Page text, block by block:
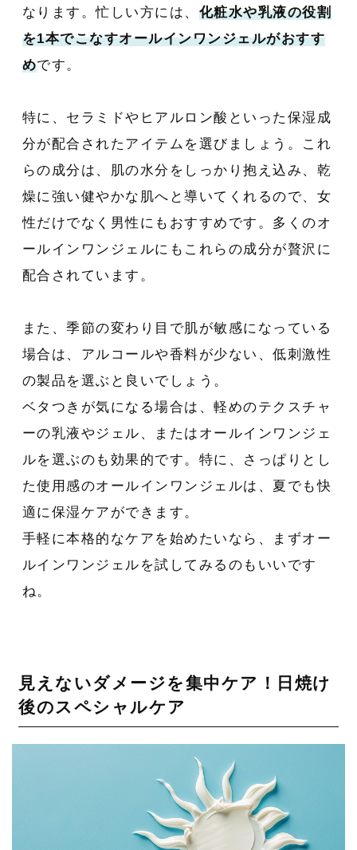
なります。忙しい方には、 化粧水や乳液の役割
を1本でこなすオールインワンジェルがおすす
めです。
特に、セラミドやヒアルロン酸といった保湿成
分が配合されたアイテムを選びましょう。これ
らの成分は、肌の水分をしっかり抱え込み、乾
燥に強い健やかな肌へと導いてくれるので、女
性だけでなく男性にもおすすめです。多くのオ
ールインワンジェルにもこれらの成分が贅沢に
配合されています。
また、季節の変わり目で肌が敏感になっている
場合は、アルコールや香料が少ない、低刺激性
の製品を選ぶと良いでしょう。
ベタつきが気になる場合は、軽めのテクスチャ
ーの乳液やジェル、またはオールインワンジェ
ルを選ぶのも効果的です。特に、さっぱりとし
た使用感のオールインワンジェルは、夏でも快
適に保湿ケアができます。
手軽に本格的なケアを始めたいなら、まずオー
ルインワンジェルを試してみるのもいいです
ね。
見えないダメージを集中ケア！日焼け
後のスペシャルケア